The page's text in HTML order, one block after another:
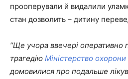
прооперували й видалили
стан дозволить – дитину
“Ще учора ввечері
трагедію Міністерство охорони
домовилися про подальше